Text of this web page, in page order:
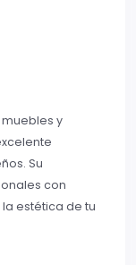
y
Su
con
estética de tu